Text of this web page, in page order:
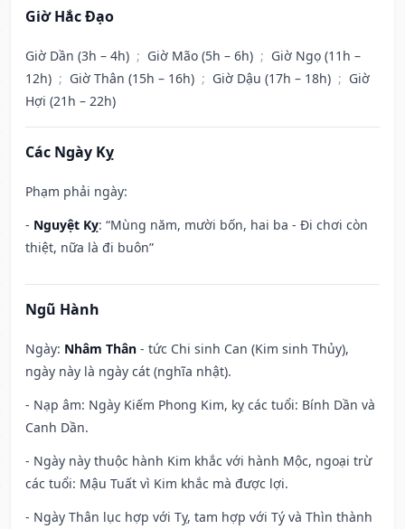
Giờ Hắc Đạo
Giờ Dần (3h – 4h) ; Giờ Mão (5h – 6h) ; Giờ Ngọ (11h –
12h) ; Giờ Thân (15h – 16h) ; Giờ Dậu (17h – 18h) ; Giờ
Hợi (21h – 22h)
Các Ngày Kỵ
Phạm phải ngày:
- Nguyệt Kỵ: “Mùng năm, mười bốn, hai ba - Đi chơi còn
thiệt, nữa là đi buôn”
Ngũ Hành
Ngày: Nhâm Thân - tức Chi sinh Can (Kim sinh Thủy),
ngày này là ngày cát (nghĩa nhật).
- Nạp âm: Ngày Kiếm Phong Kim, kỵ các tuổi: Bính Dần và
Canh Dần.
- Ngày này thuộc hành Kim khắc với hành Mộc, ngoại trừ
các tuổi: Mậu Tuất vì Kim khắc mà được lợi.
- Ngày Thân lục hợp với Tỵ, tam hợp với Tý và Thìn thành